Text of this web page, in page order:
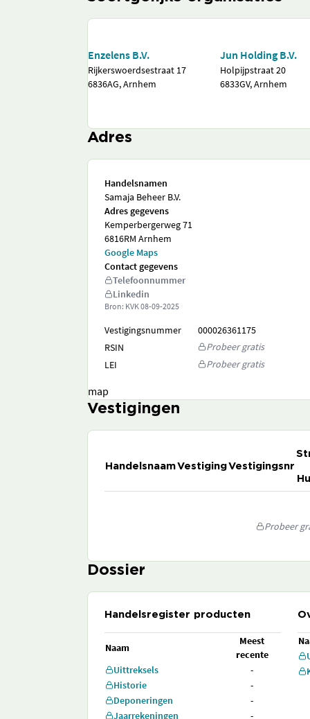
Enzelens B.V.
Rijkerswoerdsestraat 17
6836AG, Arnhem
Jun Holding B.V.
Holpijpstraat 20
6833GV, Arnhem
Adres
Handelsnamen
Samaja Beheer B.V.
Adres gegevens
Kemperbergerweg 71
6816RM Arnhem
Google Maps
Contact gegevens
Telefoonnummer
Linkedin
Bron: KVK08-09-2025
Vestigingsnummer
000026361175
RSIN
Probeer gratis
LEI
Probeer gratis
map
Vestigingen
HandelsnaamVestigingVestigingsnr
Probeer
Dossier
Handelsregister producten
Naam
Meest
recente
Uittreksels
-
Historie
-
Deponeringen
-
Jaarrekeningen
-